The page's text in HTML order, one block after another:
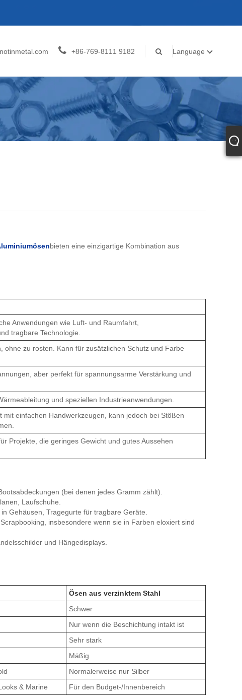
+86-769-8111 9182 Language
bieten eine einzigartige Kombination aus
Anwendungen wie Luft- und Raumfahrt,
tragbare Technologie.
ohne zu rosten. Kann für zusätzlichen Schutz und Farbe
aber perfekt für spannungsarme Verstärkung und
und speziellen Industrieanwendungen.
mit einfachen Handwerkzeugen, kann jedoch bei Stößen
Projekte, die geringes Gewicht und gutes Aussehen
(bei denen jedes Gramm zählt).
Laufschuhe.
Gehäusen, Tragegurte für tragbare Geräte.
insbesondere wenn sie in Farben eloxiert sind
und Hängedisplays.
Ösen aus verzinktem Stahl
Schwer
Nur wenn die Beschichtung intakt ist
Sehr stark
Mäßig
Normalerweise nur Silber
& Marine Für den Budget-/Innenbereich